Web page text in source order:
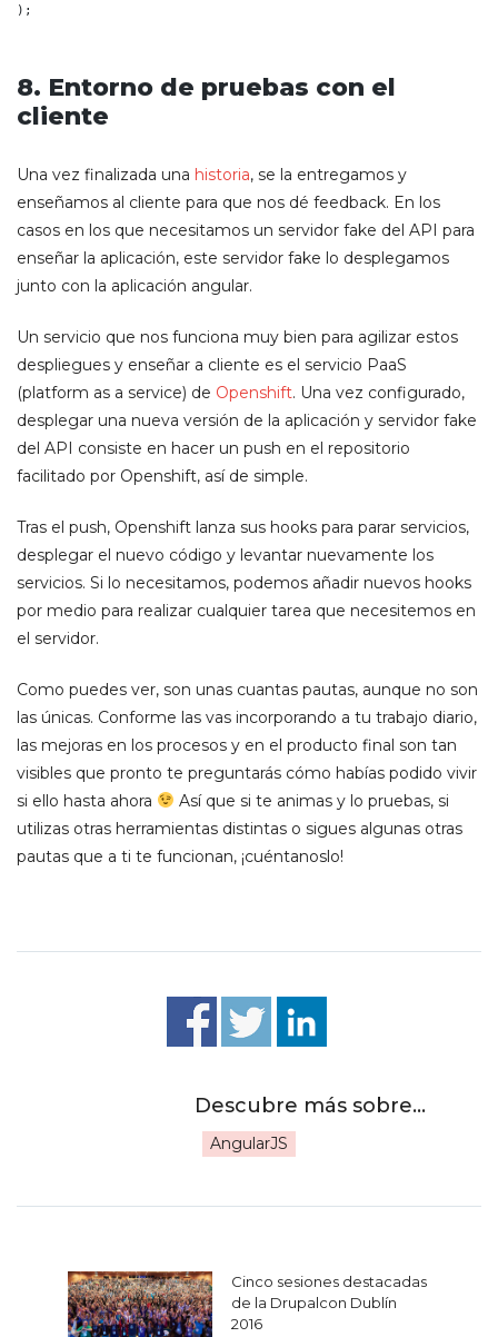
);
8. Entorno de pruebas con el
cliente
Una vez finalizada una historia, se la entregamos y
enseñamos al cliente para que nos dé feedback. En los
casos en los que necesitamos un servidor fake del API para
enseñar la aplicación, este servidor fake lo desplegamos
junto con la aplicación angular.
Un servicio que nos funciona muy bien para agilizar estos
despliegues y enseñar a cliente es el servicio PaaS
(platform as a service) de Openshift. Una vez configurado,
desplegar una nueva versión de la aplicación y servidor fake
del API consiste en hacer un push en el repositorio
facilitado por Openshift, así de simple.
Tras el push, Openshift lanza sus hooks para parar servicios,
desplegar el nuevo código y levantar nuevamente los
servicios. Si lo necesitamos, podemos añadir nuevos hooks
por medio para realizar cualquier tarea que necesitemos en
el servidor.
Como puedes ver, son unas cuantas pautas, aunque no son
las únicas. Conforme las vas incorporando a tu trabajo diario,
las mejoras en los procesos y en el producto final son tan
visibles que pronto te preguntarás cómo habías podido vivir
si ello hasta ahora
Así que si te animas y lo pruebas, si
utilizas otras herramientas distintas o sigues algunas otras
pautas que a ti te funcionan, ¡cuéntanoslo!
AngularJS
Navegación
de
Cinco sesiones destacadas
de la Drupalcon Dublín
2016